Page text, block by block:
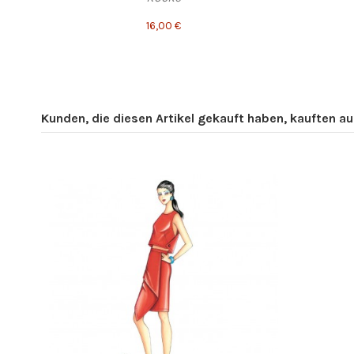
16,00 €
Kunden, die diesen Artikel gekauft haben, kauften